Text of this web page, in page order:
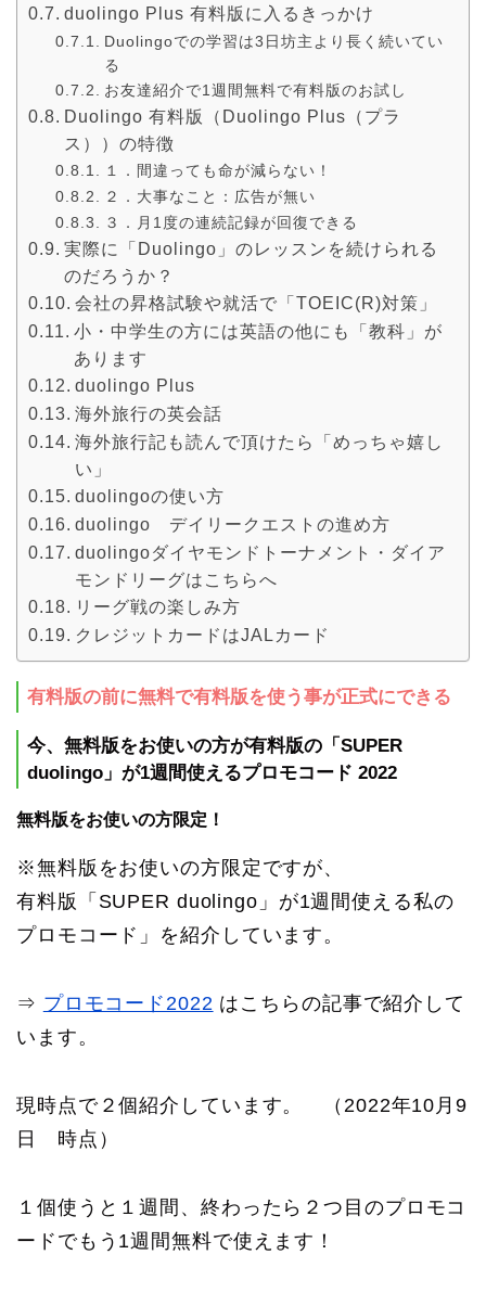
duolingo Plus 有料版に入るきっかけ
Duolingoでの学習は3日坊主より長く続いてい
る
お友達紹介で1週間無料で有料版のお試し
Duolingo 有料版（Duolingo Plus（プラ
ス））の特徴
１．間違っても命が減らない！
２．大事なこと：広告が無い
３．月1度の連続記録が回復できる
実際に「Duolingo」のレッスンを続けられる
のだろうか？
会社の昇格試験や就活で「TOEIC(R)対策」
小・中学生の方には英語の他にも「教科」が
あります
duolingo Plus
海外旅行の英会話
海外旅行記も読んで頂けたら「めっちゃ嬉し
い」
duolingoの使い方
duolingo デイリークエストの進め方
duolingoダイヤモンドトーナメント・ダイア
モンドリーグはこちらへ
リーグ戦の楽しみ方
クレジットカードはJALカード
有料版の前に無料で有料版を使う事が正式にできる
今、無料版をお使いの方が有料版の「SUPER
duolingo」が1週間使えるプロモコード 2022
無料版をお使いの方限定！
※無料版をお使いの方限定ですが、
有料版「SUPER duolingo」が1週間使える私の
プロモコード」を紹介しています。
⇒ プロモコード2022 はこちらの記事で紹介して
います。
現時点で２個紹介しています。 （2022年10月9
日 時点）
１個使うと１週間、終わったら２つ目のプロモコ
ードでもう1週間無料で使えます！